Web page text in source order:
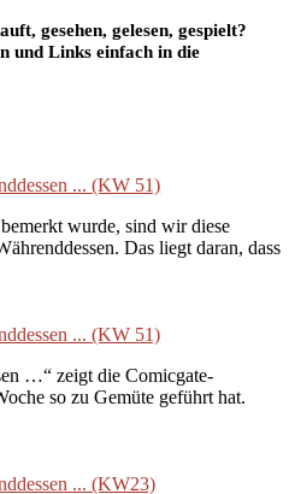
gesehen, gelesen, gespielt?
und Links einfach in die
... (KW 51)
wurde, sind wir diese
Das liegt daran, dass
... (KW 51)
…“ zeigt die Comicgate-
so zu Gemüte geführt hat.
... (KW23)